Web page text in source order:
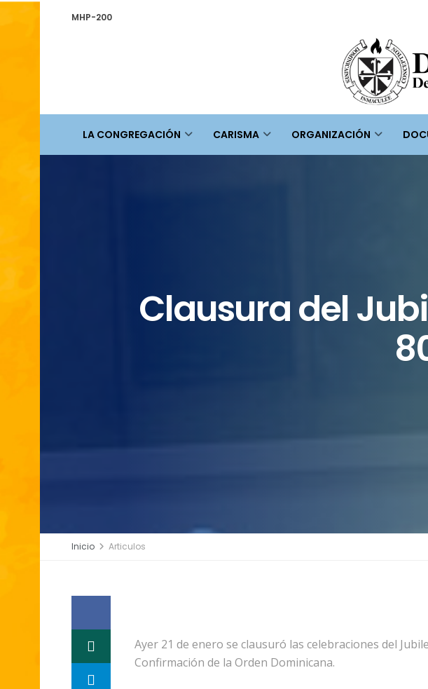
MHP-200
LA CONGREGACIÓN CARISMA ORGANIZACIÓN
Clausura del
Inicio Articulos
Ayer 21 de enero se clausuró las celebraciones del
Confirmación de la Orden Dominicana.